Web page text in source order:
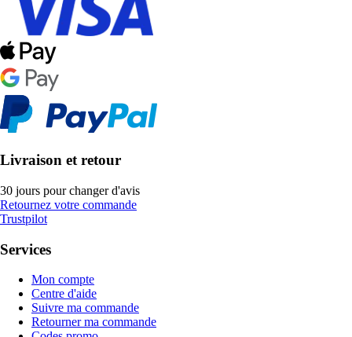
Livraison et retour
30 jours pour changer d'avis
Retournez votre commande
Trustpilot
Services
Mon compte
Centre d'aide
Suivre ma commande
Retourner ma commande